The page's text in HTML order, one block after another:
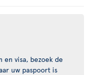
visa, bezoek de
uw paspoort is